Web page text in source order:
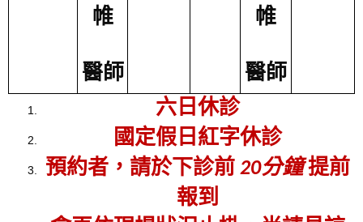
帷
醫師
帷
醫師
六日休診
國定假日紅字休診
預約者，請於下診前 20分鐘提前
報到